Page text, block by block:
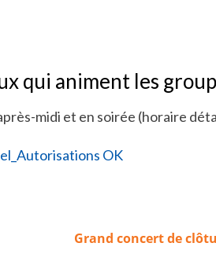
qui animent les
midi et en soirée (horaire
Grand concert de